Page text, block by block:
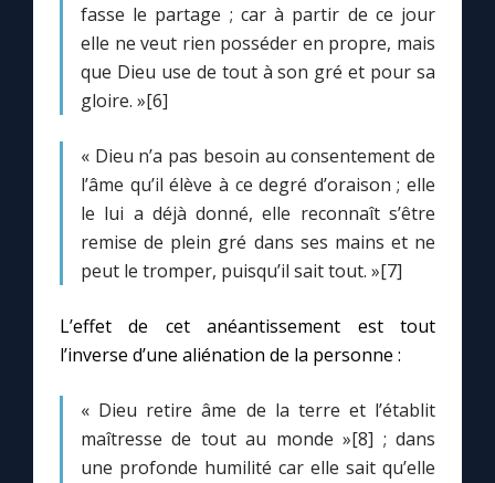
fasse le partage ; car à partir de ce jour
elle ne veut rien posséder en propre, mais
que Dieu use de tout à son gré et pour sa
gloire. »[6]
« Dieu n’a pas besoin au consentement de
l’âme qu’il élève à ce degré d’oraison ; elle
le lui a déjà donné, elle reconnaît s’être
remise de plein gré dans ses mains et ne
peut le tromper, puisqu’il sait tout. »[7]
L’effet de cet anéantissement est tout
l’inverse d’une aliénation de la personne :
« Dieu retire âme de la terre et l’établit
maîtresse de tout au monde »[8] ; dans
une profonde humilité car elle sait qu’elle